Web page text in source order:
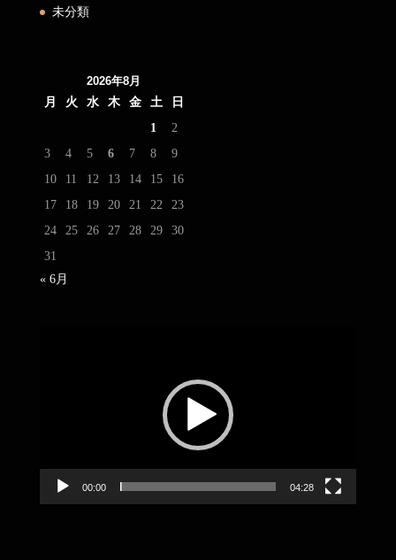
未分類
2026年8月
月
火 水 木 金 土
日
1
2
3
4 5 6 7 8
9
10
11 12 13 14 15
16
17
18 19 20 21 22
23
24
25 26 27 28 29
30
31
« 6月
00:00 04:28